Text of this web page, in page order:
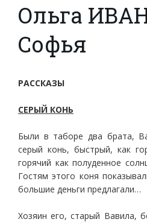
Ольга
Софья
РАССКАЗЫ
СЕРЫЙ КОНЬ
Были в таборе два брата,
серый конь, быстрый, как
горячий как полуденное
Гостям этого коня
большие деньги предлагали…
Хозяин его, старый Вавила,